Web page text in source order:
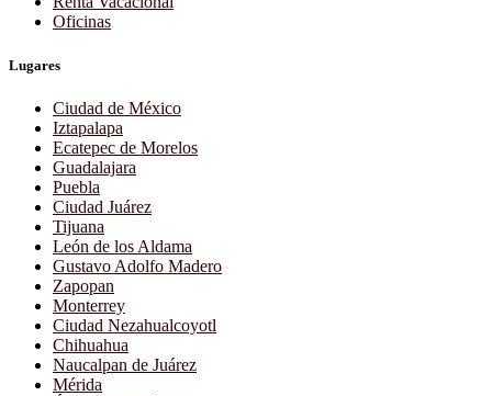
Oficinas
Lugares
Ciudad de México
Iztapalapa
Ecatepec de Morelos
Guadalajara
Puebla
Ciudad Juárez
Tijuana
León de los Aldama
Gustavo Adolfo Madero
Zapopan
Monterrey
Ciudad Nezahualcoyotl
Chihuahua
Naucalpan de Juárez
Mérida